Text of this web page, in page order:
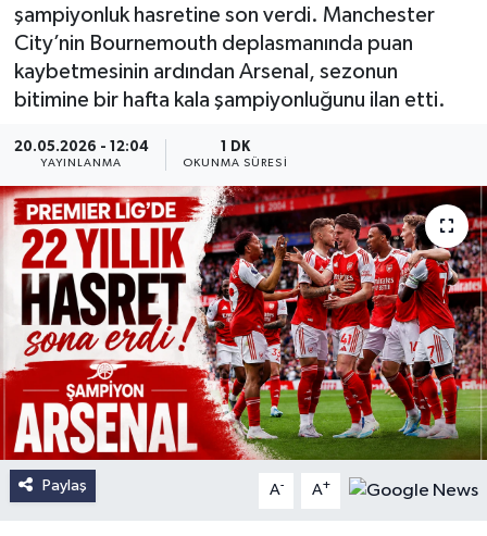
şampiyonluk hasretine son verdi. Manchester
City’nin Bournemouth deplasmanında puan
kaybetmesinin ardından Arsenal, sezonun
bitimine bir hafta kala şampiyonluğunu ilan etti.
20.05.2026 - 12:04
YAYINLANMA
1 DK
OKUNMA SÜRESI
Paylaş A- A+